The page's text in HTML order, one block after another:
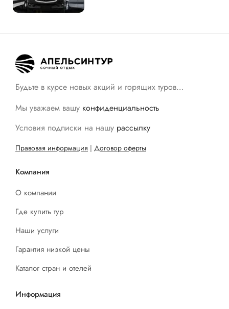
Будьте в курсе новых акций и горящих туров…
Мы уважаем вашу конфиденциальность
Условия подписки на нашу рассылку
Правовая информация | Договор оферты
Компания
О компании
Где купить тур
Наши услуги
Гарантия низкой цены
Каталог стран и отелей
Информация